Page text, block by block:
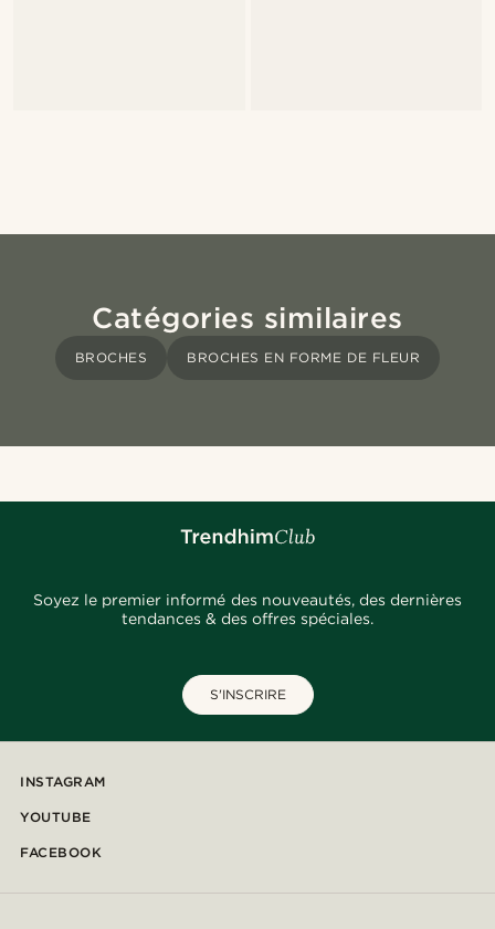
Catégories similaires
BROCHES BROCHES EN FORME DE FLEUR
Soyez le premier informé des nouveautés, des dernières
tendances & des offres spéciales.
S'INSCRIRE
INSTAGRAM
YOUTUBE
FACEBOOK